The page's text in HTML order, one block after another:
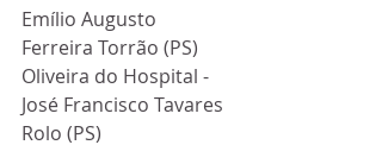
Emílio Augusto
Ferreira Torrão (PS)
Oliveira do Hospital -
José Francisco Tavares
Rolo (PS)